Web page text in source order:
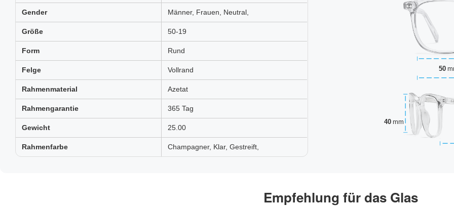
Gender Männer, Frauen, Neutral,
Größe 50-19
Form Rund
Felge Vollrand
Rahmenmaterial Azetat
Rahmengarantie 365 Tag
Gewicht 25.00
Rahmenfarbe Champagner, Klar, Gestreift,
50
40 mm
Empfehlung für das Glas